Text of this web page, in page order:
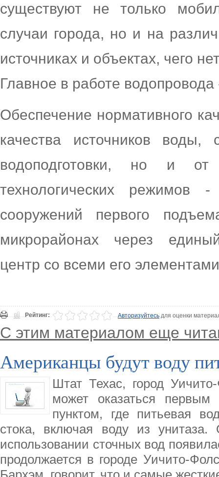
существуют не только
случаи города, но и на
источниках и объектах, чего
Главное в работе
Обеспечение нормативного
качества источников воды,
водоподготовки, но и от
технологических режимов
сооружений первого
микрорайонах через единый
центр со всеми его
Рейтинг: Авторизуйтесьдля оценки
С этим материалом еще
Американцы будут воду
Штат Техас, город
может оказаться
пунктом, где питьевая
стока, включая воду из унитаза.
использовании сточных вод
продолжается в городе Уичито-